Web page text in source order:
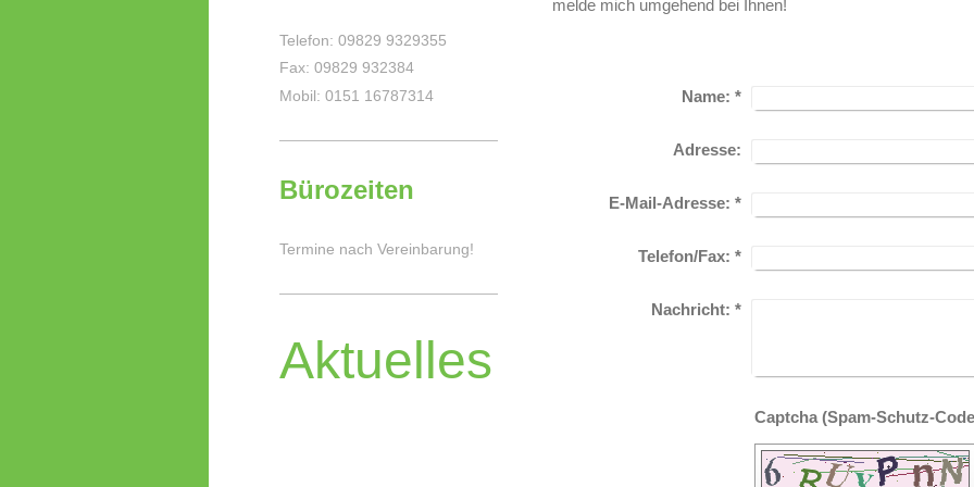
melde mich umgehend bei Ihnen!
Name: *
Adresse:
E-Mail-Adresse: *
Telefon/Fax: *
Nachricht: *
Telefon: 09829 9329355
Fax: 09829 932384
Mobil: 0151 16787314
Bürozeiten
Termine nach Vereinbarung!
Aktuelles